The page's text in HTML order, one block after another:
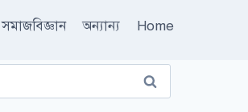
সমাজবিজ্ঞান অন্যান্য Home